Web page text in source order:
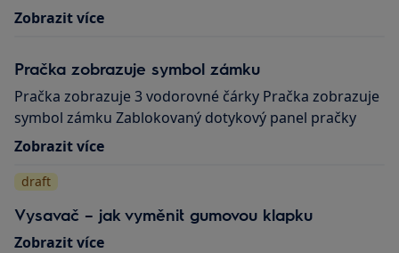
Zobrazit více
Pračka zobrazuje symbol zámku
Pračka zobrazuje 3 vodorovné čárky Pračka zobrazuje
symbol zámku Zablokovaný dotykový panel pračky
Zobrazit více
draft
Vysavač – jak vyměnit gumovou klapku
Zobrazit více